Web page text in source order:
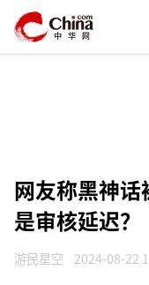
网友称黑神话
是审核延迟？
游民星空 2024-08-22